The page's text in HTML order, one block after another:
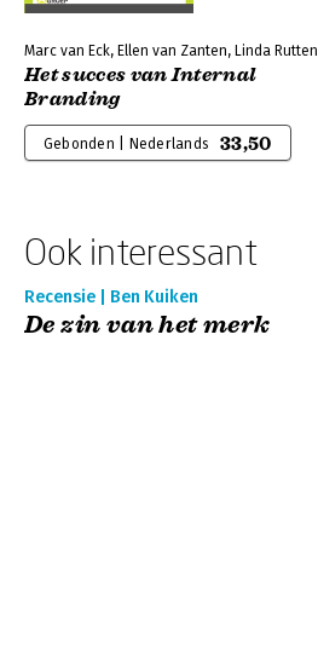
Marc van Eck, Ellen van Zanten, Linda Rutten
Het succes van Internal
Branding
Gebonden | Nederlands 33,50
Ook interessant
Recensie | Ben Kuiken
De zin van het merk